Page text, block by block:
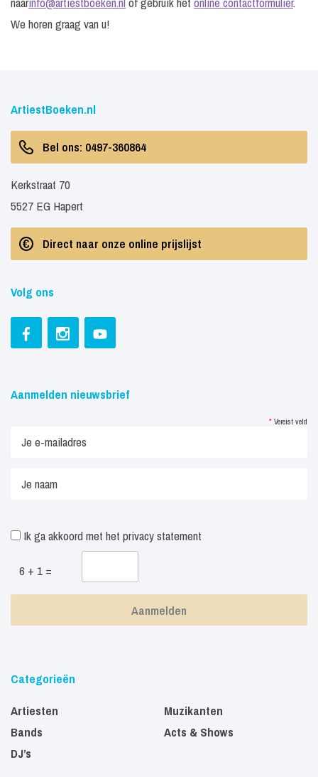
We horen graag van u!
ArtiestBoeken.nl
Bel ons: 0497-360864
Kerkstraat 70
5527 EG Hapert
Direct naar onze online prijslijst
Volg ons
Aanmelden nieuwsbrief
* Vereist veld
Ik ga akkoord met het privacy statement
6 + 1 =
Categorieën
Artiesten
Bands
DJ’s
Muzikanten
Acts & Shows